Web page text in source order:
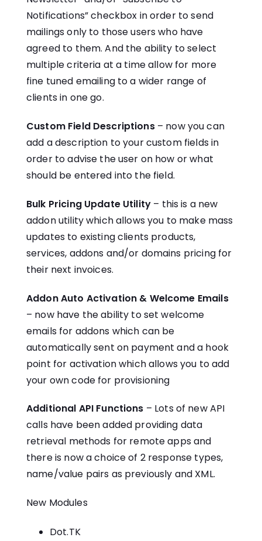
Notifications” checkbox in order to send
mailings only to those users who have
agreed to them. And the ability to select
multiple criteria at a time allow for more
fine tuned emailing to a wider range of
clients in one go.
Custom Field Descriptions– now you can
add a description to your custom fields in
order to advise the user on how or what
should be entered into the field.
Bulk Pricing Update Utility – this is a new
addon utility which allows you to make mass
updates to existing clients products,
services, addons and/or domains pricing for
their next invoices.
Addon Auto Activation & Welcome Emails
– now have the ability to set welcome
emails for addons which can be
automatically sent on payment and a hook
point for activation which allows you to add
your own code for provisioning
Additional API Functions – Lots of new API
calls have been added providing data
retrieval methods for remote apps and
there is now a choice of 2 response types,
name/value pairs as previously and XML.
New Modules
Dot.TK